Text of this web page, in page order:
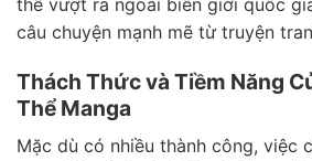
câu chuyện mạnh mẽ từ truyện
Thách Thức và Tiềm Năng
Thể Manga
Mặc dù có nhiều thành công, việc